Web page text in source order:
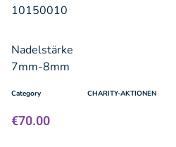
10150010
Nadelstärke
7mm-8mm
Category CHARITY-AKTIONEN
€70.00